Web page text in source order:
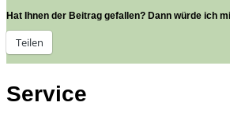
Hat Ihnen der Beitrag gefallen? Dann würde ich
Teilen
Service